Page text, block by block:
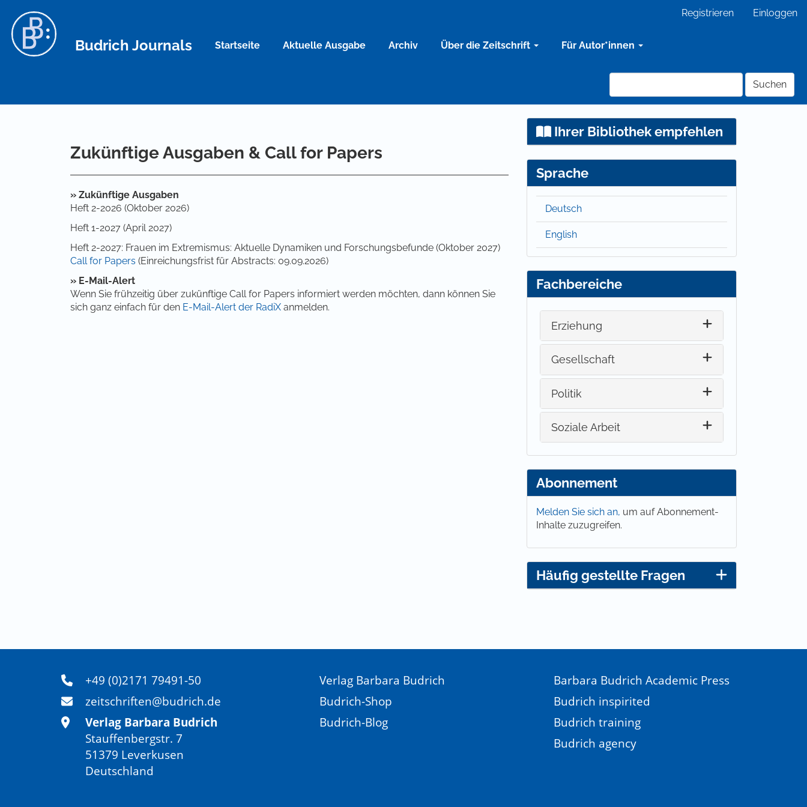
Hauptinhalt
Sidebar
Registrieren Einloggen
Budrich Journals Startseite Aktuelle Ausgabe Archiv Über die Zeitschrift Für Autor*innen
Suchen
Zukünftige Ausgaben & Call for Papers
» Zukünftige Ausgaben
Heft 2-2026 (Oktober 2026)
Heft 1-2027 (April 2027)
Heft 2-2027: Frauen im Extremismus: Aktuelle Dynamiken und Forschungsbefunde (Oktober 2027)
Call for Papers (Einreichungsfrist für Abstracts: 09.09.2026)
» E-Mail-Alert
Wenn Sie frühzeitig über zukünftige Call for Papers informiert werden möchten, dann können Sie
sich ganz einfach für den E-Mail-Alert der RadiX anmelden.
Ihrer Bibliothek empfehlen
Sprache
Deutsch
English
Fachbereiche
Erziehung
Gesellschaft
Politik
Soziale Arbeit
Abonnement
Melden Sie sich an, um auf Abonnement-
Inhalte zuzugreifen.
Häufig gestellte Fragen
+49 (0)2171 79491-50
zeitschriften@budrich.de
Verlag Barbara Budrich
Stauffenbergstr. 7
51379 Leverkusen
Deutschland
Verlag Barbara Budrich
Budrich-Shop
Budrich-Blog
Barbara Budrich Academic Press
Budrich inspirited
Budrich training
Budrich agency